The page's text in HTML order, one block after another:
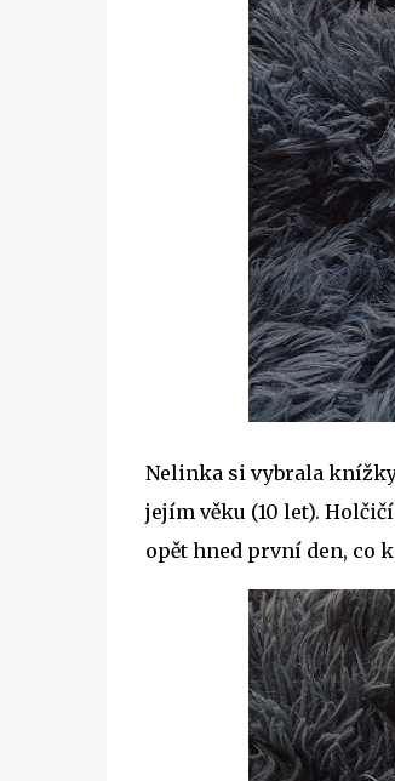
Nelinka si vybrala knížky
jejím věku (10 let).
opět hned první den, co